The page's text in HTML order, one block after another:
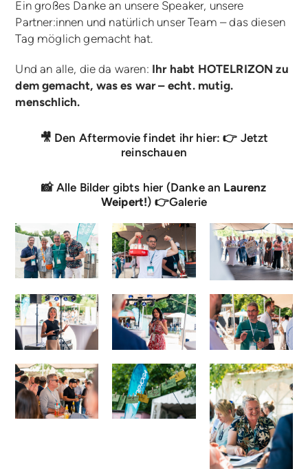
Ein großes Danke an unsere Speaker, unsere
Partner:innen und natürlich unser Team – das diesen
Tag möglich gemacht hat.
Und an alle, die da waren: Ihr habt HOTELRIZON zu
dem gemacht, was es war – echt. mutig.
menschlich.
🎥 Den Aftermovie findet ihr hier: 👉 Jetzt
reinschauen
📸 Alle Bilder gibts hier (Danke an Laurenz
Weipert!) 👉Galerie